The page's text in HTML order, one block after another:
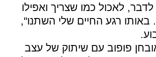
לאכול כמו שצריך ואפילו
באותו רגע החיים שלי השתנו",
פופוב עם שיתוק של עצב